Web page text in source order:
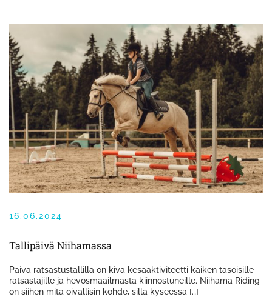
16.06.2024
Tallipäivä Niihamassa
Päivä ratsastustallilla on kiva kesäaktiviteetti kaiken tasoisille
ratsastajille ja hevosmaailmasta kiinnostuneille. Niihama Riding
on siihen mitä oivallisin kohde, sillä kyseessä […]